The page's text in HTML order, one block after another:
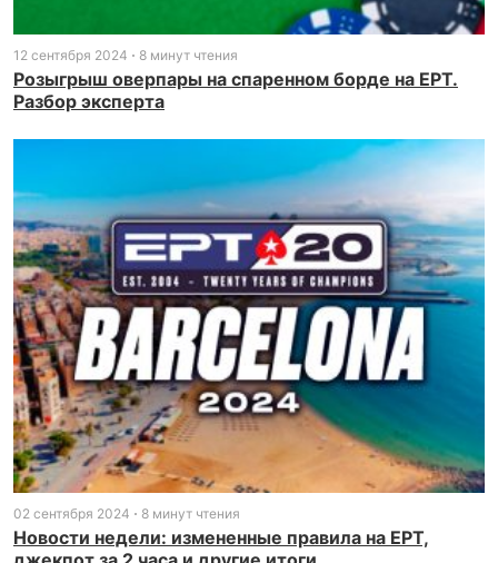
12 сентября 2024 8 минут чтения
Розыгрыш оверпары на спаренном борде на EPT.
Разбор эксперта
02 сентября 2024 8 минут чтения
Новости недели: измененные правила на EPT,